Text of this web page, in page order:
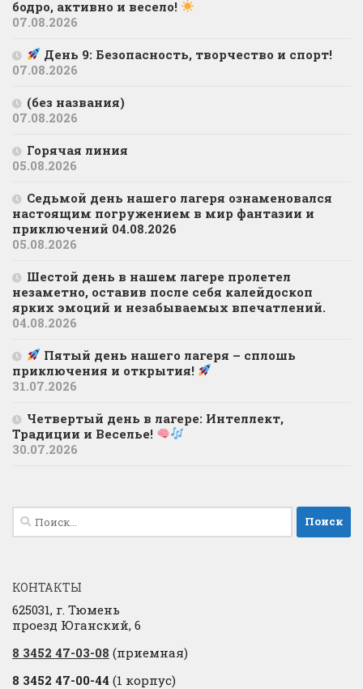
бодро, активно и весело!
07.08.2026
День 9: Безопасность, творчество и спорт!
07.08.2026
(без названия)
07.08.2026
Горячая линия
05.08.2026
Седьмой день нашего лагеря ознаменовался
настоящим погружением в мир фантазии и
приключений 04.08.2026
05.08.2026
Шестой день в нашем лагере пролетел
незаметно, оставив после себя калейдоскоп
ярких эмоций и незабываемых впечатлений.
04.08.2026
Пятый день нашего лагеря – сплошь
приключения и открытия!
31.07.2026
Четвертый день в лагере: Интеллект,
Традиции и Веселье!
30.07.2026
Найти:
КОНТАКТЫ
625031, г. Тюмень
проезд Юганский, 6
8 3452 47-03-08 (приемная)
8 3452 47-00-44 (1 корпус)